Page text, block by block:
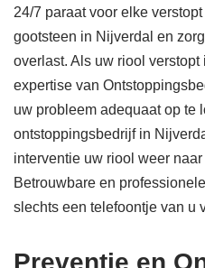
24/7 paraat voor elke
gootsteen in Nijverdal en
overlast. Als uw riool
expertise van
uw probleem adequaat op te
ontstoppingsbedrijf in
interventie uw riool weer
Betrouwbare en
slechts een telefoontje van u
Preventie en